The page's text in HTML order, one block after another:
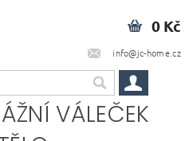
info@jc-home.cz
0 Kč
VÁLEČEK